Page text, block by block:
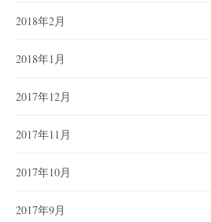
2018年2月
2018年1月
2017年12月
2017年11月
2017年10月
2017年9月